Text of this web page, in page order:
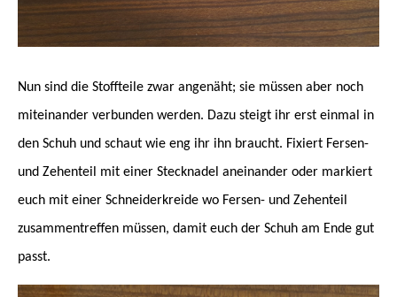
Nun sind die Stoffteile zwar angenäht; sie müssen aber noch
miteinander verbunden werden. Dazu steigt ihr erst einmal in
den Schuh und schaut wie eng ihr ihn braucht. Fixiert Fersen-
und Zehenteil mit einer Stecknadel aneinander oder markiert
euch mit einer Schneiderkreide wo Fersen- und Zehenteil
zusammentreffen müssen, damit euch der Schuh am Ende gut
passt.